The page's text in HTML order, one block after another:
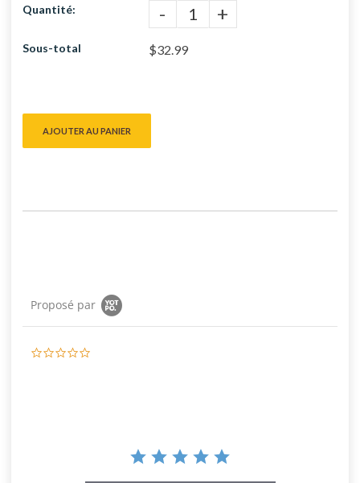
Quantité: - +
Sous-total $32.99
AJOUTER AU PANIER
Proposé par